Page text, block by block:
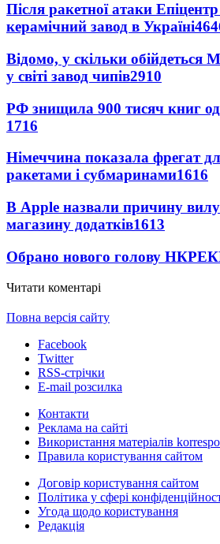
Після ракетної атаки
керамічний завод в Україні
Відомо, у скільки обійдеться
у світі завод чипів2910
РФ знищила 900 тисяч книг
1716
Німеччина показала фрегат
ракетами і субмаринами1616
В Apple назвали причину
магазину додатків1613
Обрано нового голову
Читати коментарі
Повна версія сайту
Facebook
Twitter
RSS-стрічки
E-mail розсилка
Контакти
Реклама на сайті
Використання матеріалів
Правила користування сайтом
Договір користування сайтом
Політика у сфері
Угода щодо користування
Редакція